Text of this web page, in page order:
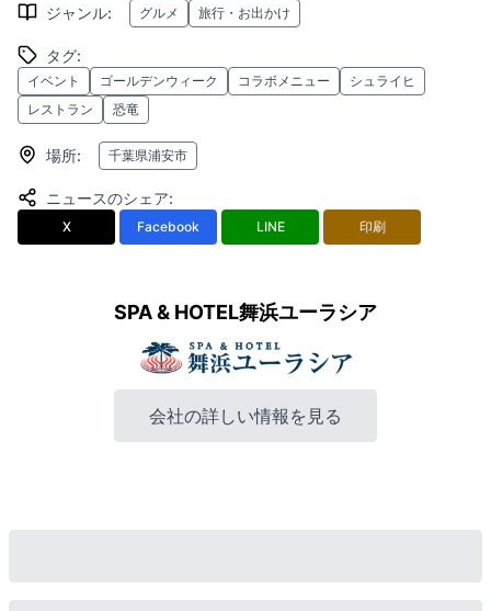
ジャンル: グルメ 旅行・お出かけ
タグ:
イベント ゴールデンウィーク コラボメニュー
シュライヒ
レストラン
恐竜
場所: 千葉県浦安市
ニュースのシェア:
X Facebook LINE 印刷
SPA & HOTEL舞浜ユーラシア
会社の詳しい情報を見る